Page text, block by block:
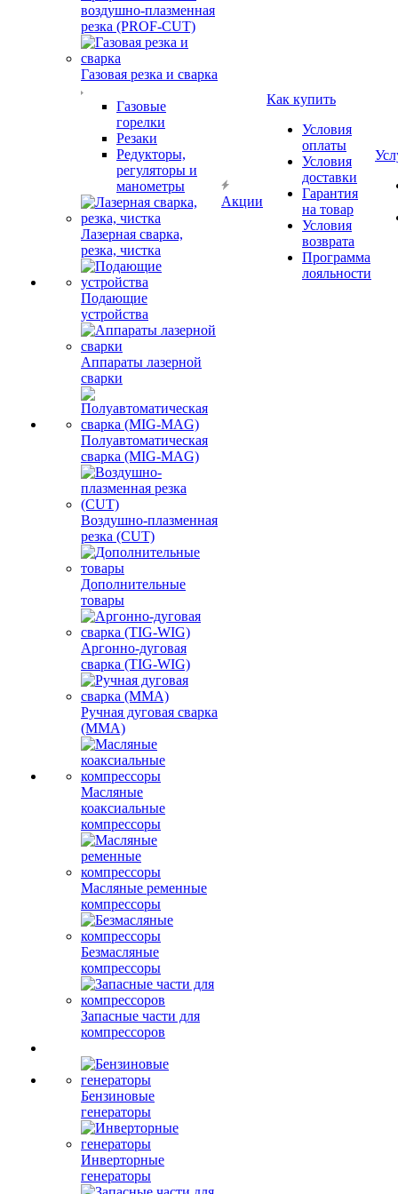
воздушно-плазменная
резка (PROF-CUT)
Газовая резка и сварка
Газовые
горелки
Резаки
Редукторы,
регуляторы и
манометры
Лазерная сварка,
резка, чистка
Подающие
устройства
Аппараты лазерной
сварки
Полуавтоматическая
сварка (MIG-MAG)
Воздушно-плазменная
резка (CUT)
Дополнительные
товары
Аргонно-дуговая
сварка (TIG-WIG)
Ручная дуговая сварка
(MMA)
Масляные
коаксиальные
компрессоры
Масляные ременные
компрессоры
Безмасляные
компрессоры
Запасные части для
компрессоров
Бензиновые
генераторы
Инверторные
генераторы
Акции
Как купить
Условия
оплаты
Условия
доставки
Гарантия
на товар
Условия
возврата
Программа
лояльности